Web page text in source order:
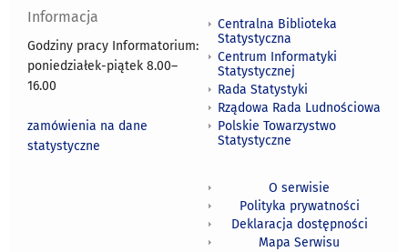
Informacja
Godziny pracy Informatorium:
poniedziałek-piątek 8.00–
16.00
zamówienia na dane
statystyczne
Centralna Biblioteka
Statystyczna
Centrum Informatyki
Statystycznej
Rada Statystyki
Rządowa Rada Ludnościowa
Polskie Towarzystwo
Statystyczne
O serwisie
Polityka prywatności
Deklaracja dostępności
Mapa Serwisu